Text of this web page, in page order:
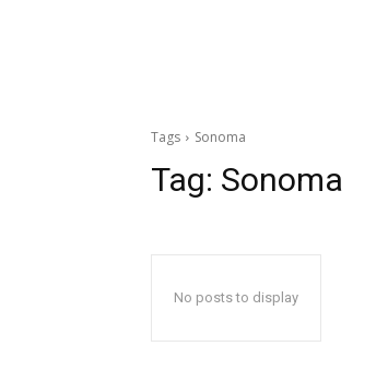
Tags Sonoma
Tag: Sonoma
No posts to display